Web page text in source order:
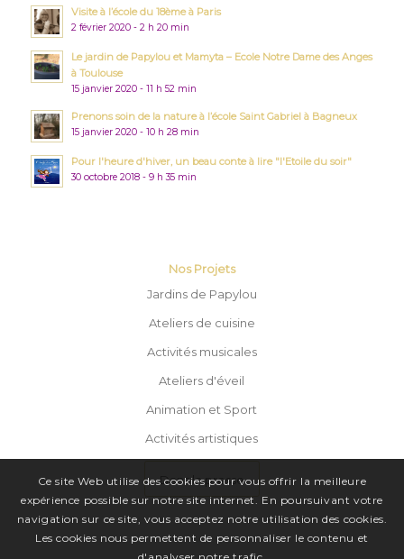
Visite à l’école du 18ème à Paris
2 février 2020 - 2 h 20 min
Le jardin de Papylou et Mamyta – Ecole Notre Dame des Anges
à Toulouse
15 janvier 2020 - 11 h 52 min
Prenons soin de la nature à l’école Saint Gabriel à Bagneux
15 janvier 2020 - 10 h 28 min
Pour l'heure d'hiver, un beau conte à lire "l'Etoile du soir"
30 octobre 2018 - 9 h 35 min
Nos Projets
Jardins de Papylou
Ateliers de cuisine
Activités musicales
Ateliers d'éveil
Animation et Sport
Activités artistiques
Dans la presse
Ce site Web utilise des cookies pour vous offrir la meilleure
expérience possible sur notre site internet. En poursuivant votre
navigation sur ce site, vous acceptez notre utilisation des cookies.
Les cookies nous permettent de personnaliser le contenu et